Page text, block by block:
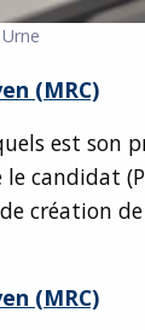
Urne
(MRC)
est son
le candidat
création
(MRC)